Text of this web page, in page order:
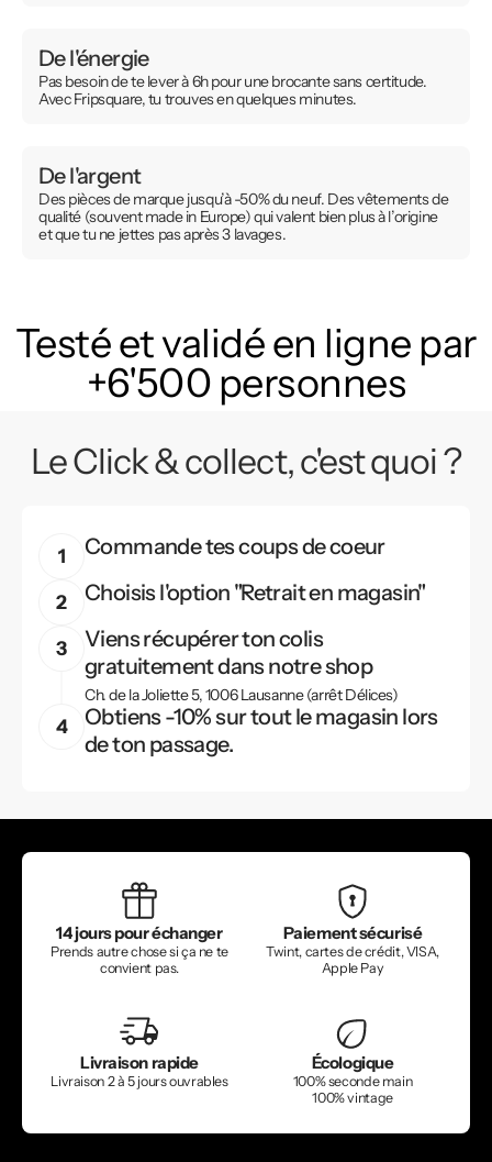
De l'énergie
Pas besoin de te lever à 6h pour une brocante sans certitude.
Avec Fripsquare, tu trouves en quelques minutes.
De l'argent
Des pièces de marque jusqu’à -50% du neuf. Des vêtements de
qualité (souvent made in Europe) qui valent bien plus à l’origine
et que tu ne jettes pas après 3 lavages.
Testé et validé en ligne par
+6'500 personnes
Le Click & collect, c'est quoi ?
Commande tes coups de coeur
Choisis l'option "Retrait en magasin"
Viens récupérer ton colis
gratuitement dans notre shop
Ch. de la Joliette 5, 1006 Lausanne (arrêt Délices)
Obtiens -10% sur tout le magasin lors
de ton passage.
14 jours pour échanger
Prends autre chose si ça ne te
convient pas.
Paiement sécurisé
Twint, cartes de crédit, VISA,
Apple Pay
Livraison rapide
Livraison 2 à 5 jours ouvrables
Écologique
100% seconde main
100% vintage